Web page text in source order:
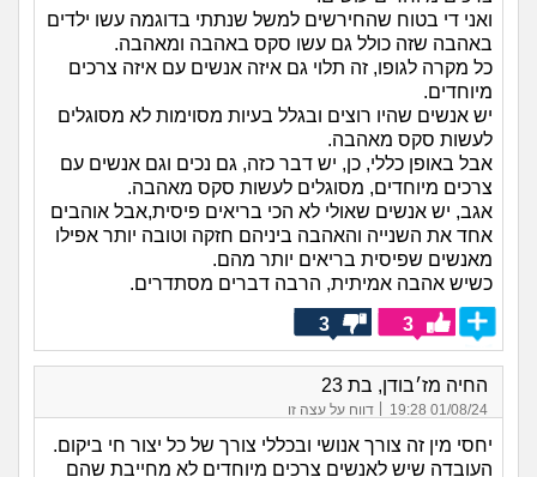
ואני די בטוח שהחירשים למשל שנתתי בדוגמה עשו ילדים
באהבה שזה כולל גם עשו סקס באהבה ומאהבה.
כל מקרה לגופו, זה תלוי גם איזה אנשים עם איזה צרכים
מיוחדים.
יש אנשים שהיו רוצים ובגלל בעיות מסוימות לא מסוגלים
לעשות סקס מאהבה.
אבל באופן כללי, כן, יש דבר כזה, גם נכים וגם אנשים עם
צרכים מיוחדים, מסוגלים לעשות סקס מאהבה.
אגב, יש אנשים שאולי לא הכי בריאים פיסית,אבל אוהבים
אחד את השנייה והאהבה ביניהם חזקה וטובה יותר אפילו
מאנשים שפיסית בריאים יותר מהם.
כשיש אהבה אמיתית, הרבה דברים מסתדרים.
3
3
החיה מז׳בודן, בת 23
01/08/24 19:28
| דווח על עצה זו
יחסי מין זה צורך אנושי ובכללי צורך של כל יצור חי ביקום.
העובדה שיש לאנשים צרכים מיוחדים לא מחייבת שהם